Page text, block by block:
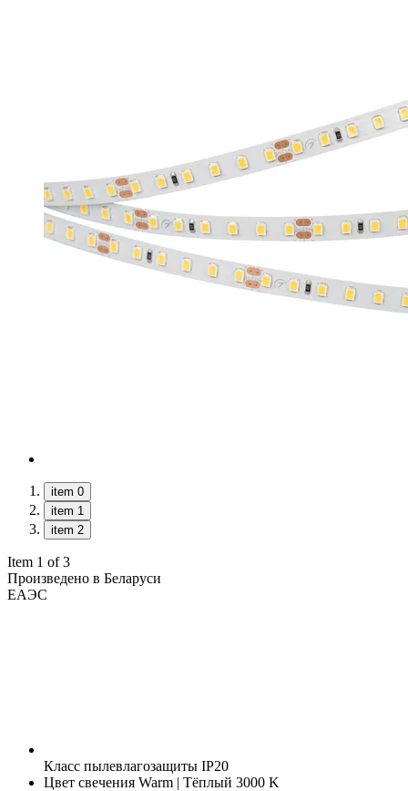
item 0
item 1
item 2
Item 1 of 3
Произведено в Беларуси
ЕАЭС
Класс пылевлагозащиты IP20
Цвет свечения Warm | Тёплый 3000 K